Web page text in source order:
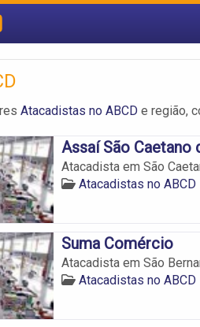
Atacadistas no ABCD e região,
Assaí São Caetano
Atacadista em São
Atacadistas no ABCD
Suma Comércio
Atacadista em São
Atacadistas no ABCD